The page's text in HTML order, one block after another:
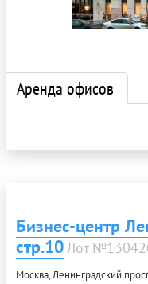
Аренда офисов
Бизнес-центр
стр.10Лот
Москва, Ленинградский